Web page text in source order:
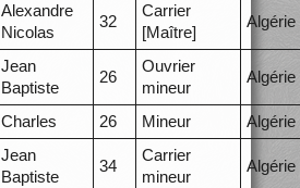
Alexandre
Nicolas
32
Carrier
[Maître]
Algérie
Jean
Baptiste
26
Ouvrier
mineur
Algérie
Charles 26 Mineur
Jean
Baptiste
34
Carrier
mineur